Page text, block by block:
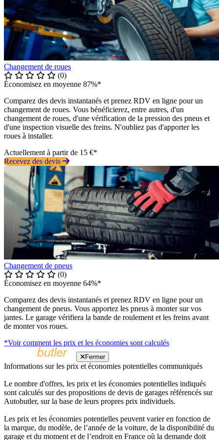
Changement de roues
(0)
Économisez en moyenne 87%*
Comparez des devis instantanés et prenez RDV en ligne pour un
changement de roues. Vous bénéficierez, entre autres, d'un
changement de roues, d'une vérification de la pression des pneus et
d'une inspection visuelle des freins. N'oubliez pas d'apporter les
roues à installer.
Actuellement à partir de 15 €*
Recevez des devis
Changement de pneus
(0)
Économisez en moyenne 64%*
Comparez des devis instantanés et prenez RDV en ligne pour un
changement de pneus. Vous apportez les pneus à monter sur vos
jantes. Le garage vérifiera la bande de roulement et les freins avant
de monter vos roues.
*Voir comment les prix et les économies sont calculés
Fermer
Informations sur les prix et économies potentielles communiqués
Le nombre d'offres, les prix et les économies potentielles indiqués
sont calculés sur des propositions de devis de garages référencés sur
Autobutler, sur la base de leurs propres prix individuels.
Les prix et les économies potentielles peuvent varier en fonction de
la marque, du modèle, de l’année de la voiture, de la disponibilité du
garage et du moment et de l’endroit en France où la demande doit